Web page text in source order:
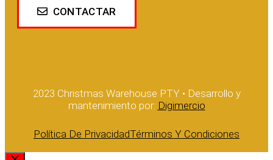
CONTACTAR
2023 Christmas Warehouse PTY • Desarrollo y
mantenimiento por: Digimercio
Política De PrivacidadTérminos Y Condiciones